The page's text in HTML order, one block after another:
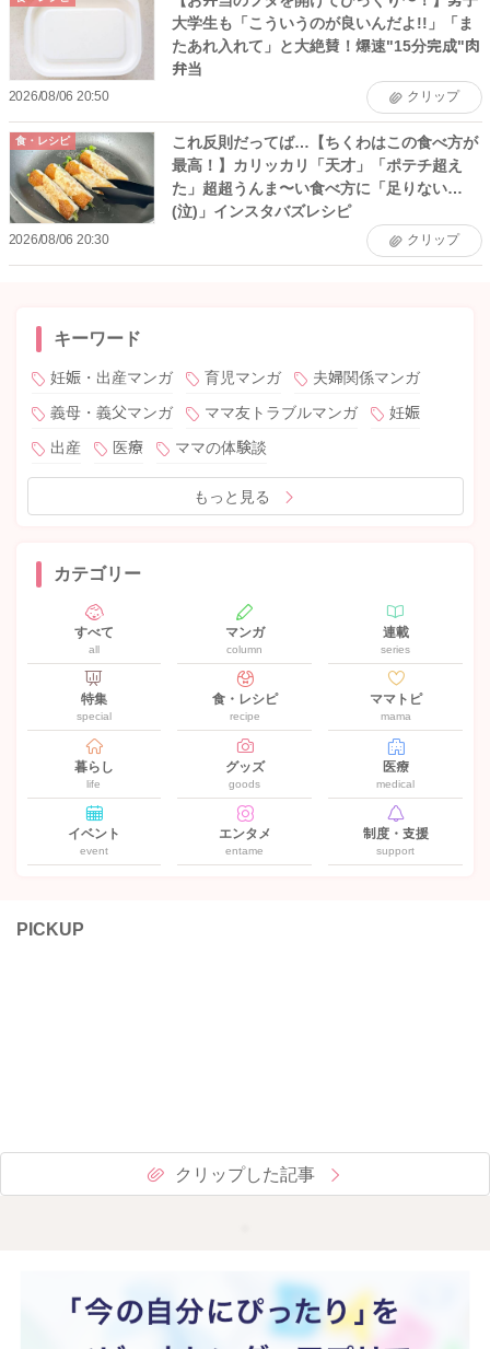
大学生も「こういうのが良いんだよ!!」「ま
たあれ入れて」と大絶賛！爆速"15分完成"肉
弁当
2026/08/06 20:50 クリップ
食・レシピ
これ反則だってば…【ちくわはこの食べ方が
最高！】カリッカリ「天才」「ポテチ超え
た」超超うんま〜い食べ方に「足りない…
(泣)」インスタバズレシピ
2026/08/06 20:30 クリップ
キーワード
妊娠・出産マンガ 育児マンガ
夫婦関係マンガ
義母・義父マンガ
ママ友トラブルマンガ
妊娠
出産
医療 ママの体験談
もっと見る
カテゴリー
すべて
all
マンガ
column
連載
series
特集
special
食・レシピ
recipe
ママトピ
mama
暮らし
life
グッズ
goods
医療
medical
イベント
event
エンタメ
entame
制度・支援
support
PICKUP
クリップした記事